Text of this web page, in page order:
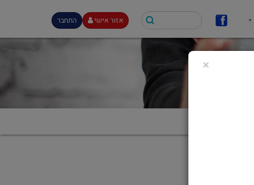
אזור אישי התחבר
×